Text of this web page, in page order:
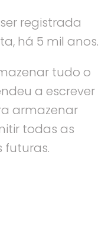
registrada
há 5 mil anos.
tudo o
a escrever
armazenar
todas as
futuras.